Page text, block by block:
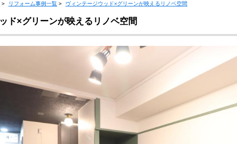
> リフォーム事例一覧 > ヴィンテージウッド×グリーンが映えるリノベ空間
ド×グリーンが映えるリノベ空間